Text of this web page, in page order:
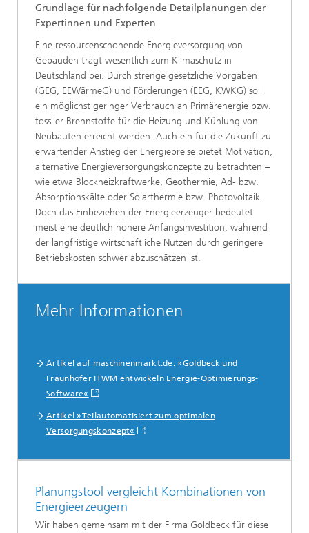
Grundlage für nachfolgende Detailplanungen der
Expertinnen und Experten.
Eine ressourcenschonende Energieversorgung von
Gebäuden trägt wesentlich zum Klimaschutz in
Deutschland bei. Durch strenge gesetzliche Vorgaben
(GEG, EEWärmeG) und Förderungen (EEG, KWKG) soll
ein möglichst geringer Verbrauch an Primärenergie bzw.
fossiler Brennstoffe für die Heizung und Kühlung von
Neubauten erreicht werden. Auch ein für die Zukunft zu
erwartender Anstieg der Energiepreise bietet Motivation,
alternative Energieversorgungskonzepte zu betrachten –
wie etwa Blockheizkraftwerke, Geothermie, Ad- bzw.
Absorptionskälte oder Solarthermie bzw. Photovoltaik.
Doch das Einbeziehen der Energieerzeuger bedeutet
meist eine deutlich höhere Anfangsinvestition, während
der langfristige wirtschaftliche Nutzen durch geringere
Betriebskosten schwer abzuschätzen ist.
Mehr Informationen
Artikel auf maschinenmarkt.de: »Goldbeck und
Fraunhofer ITWM entwickeln Energie-Optimierungs-
Software«
Artikel »Teilautomatisiert zum optimalen
Versorgungskonzept«
Planungstool vergleicht Kombinationen von
Energieerzeugern
Wir haben gemeinsam mit der Firma Goldbeck für diese